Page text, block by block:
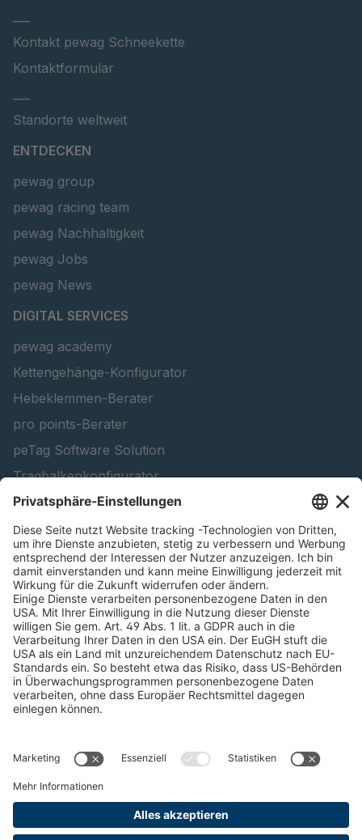
Kontakt pewag Schneekette
Kontaktformular
Standorte weltweit
ENTDECKEN
pewag group
pewag racing team
pewag Nachhaltigkeit
pewag Jobs
pewag News
DIGITAL SERVICES
pewag academy
Kettengehänge-Konfigurator
Hebeklemmen-Berater
pro points-Berater
peTag Software Solution
Tragbalkenkonfigurator
Schneekettenkonfigurator - Firmenkunden
Schneekettenkonfigurator - Privatkunden
Forstprodukte finden
Kataloge
RECHTLICHE INFORMATIONEN
Zertifikate
Bildnutzungsvereinbarung
AGBs
Datenschutz
Impressum